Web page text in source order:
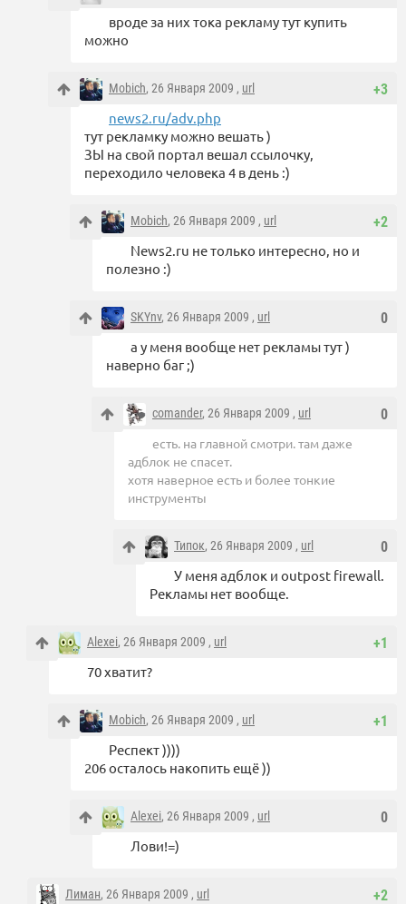
вроде за них тока рекламу тут купить
можно
+3
Mobich, 26 Января 2009 , url
news2.ru/adv.php
тут рекламку можно вешать )
ЗЫ на свой портал вешал ссылочку,
переходило человека 4 в день :)
+2
Mobich, 26 Января 2009 , url
News2.ru не только интересно, но и
полезно :)
0
SKYnv, 26 Января 2009 , url
а у меня вообще нет рекламы тут )
наверно баг ;)
0
comander, 26 Января 2009 , url
есть. на главной смотри. там даже
адблок не спасет.
хотя наверное есть и более тонкие
инструменты
0
Типок, 26 Января 2009 , url
У меня адблок и outpost firewall.
Рекламы нет вообще.
+1
Alexei, 26 Января 2009 , url
70 хватит?
+1
Mobich, 26 Января 2009 , url
Респект ))))
206 осталось накопить ещё ))
0
Alexei, 26 Января 2009 , url
Лови!=)
+2
Лиман, 26 Января 2009 , url